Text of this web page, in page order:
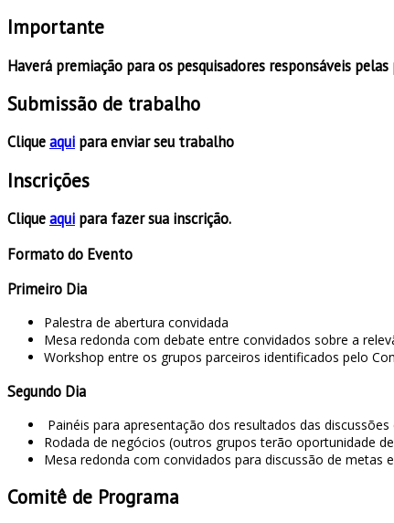
Importante
Haverá premiação para os pesquisadores responsáveis
Submissão de trabalho
Cliqueaqui para enviar seu trabalho
Inscrições
Cliqueaqui para fazer sua inscrição.
Formato do Evento
Primeiro Dia
Palestra de abertura convidada
Mesa redonda com debate entre convidados sobre a
Workshop entre os grupos parceiros identificados pelo
Segundo Dia
Painéis para apresentação dos resultados das
Rodada de negócios (outros grupos terão oportunidade
Mesa redonda com convidados para discussão de metas
Comitê de Programa